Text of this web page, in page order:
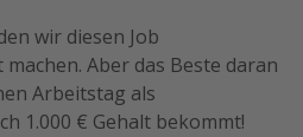
wir diesen Job
Aber das Beste daran
Arbeitstag als
1.000 € Gehalt bekommt!